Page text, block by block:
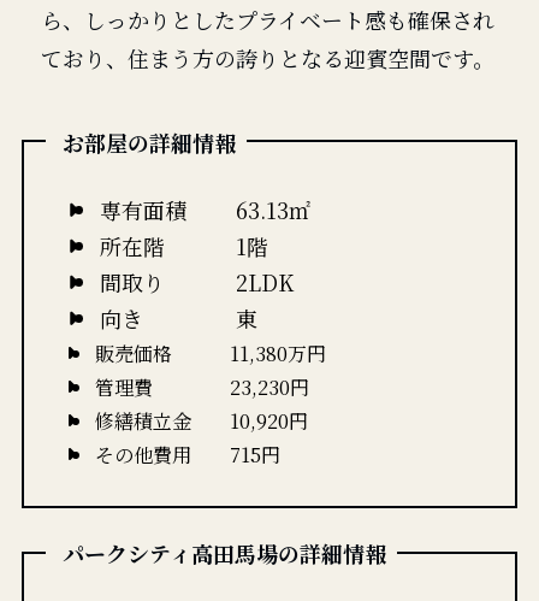
ら、しっかりとしたプライベート感も確保され
ており、住まう方の誇りとなる迎賓空間です。
お部屋の詳細情報
専有面積 63.13㎡
所在階 1階
間取り 2LDK
向き 東
販売価格 11,380万円
管理費 23,230円
修繕積立金 10,920円
その他費用 715円
パークシティ高田馬場の詳細情報